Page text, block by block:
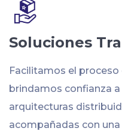
Soluciones
Facilitamos el
brindamos confianza
arquitecturas
acompañadas con